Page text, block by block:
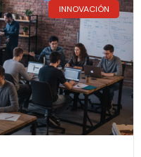
INNOVACIÓN